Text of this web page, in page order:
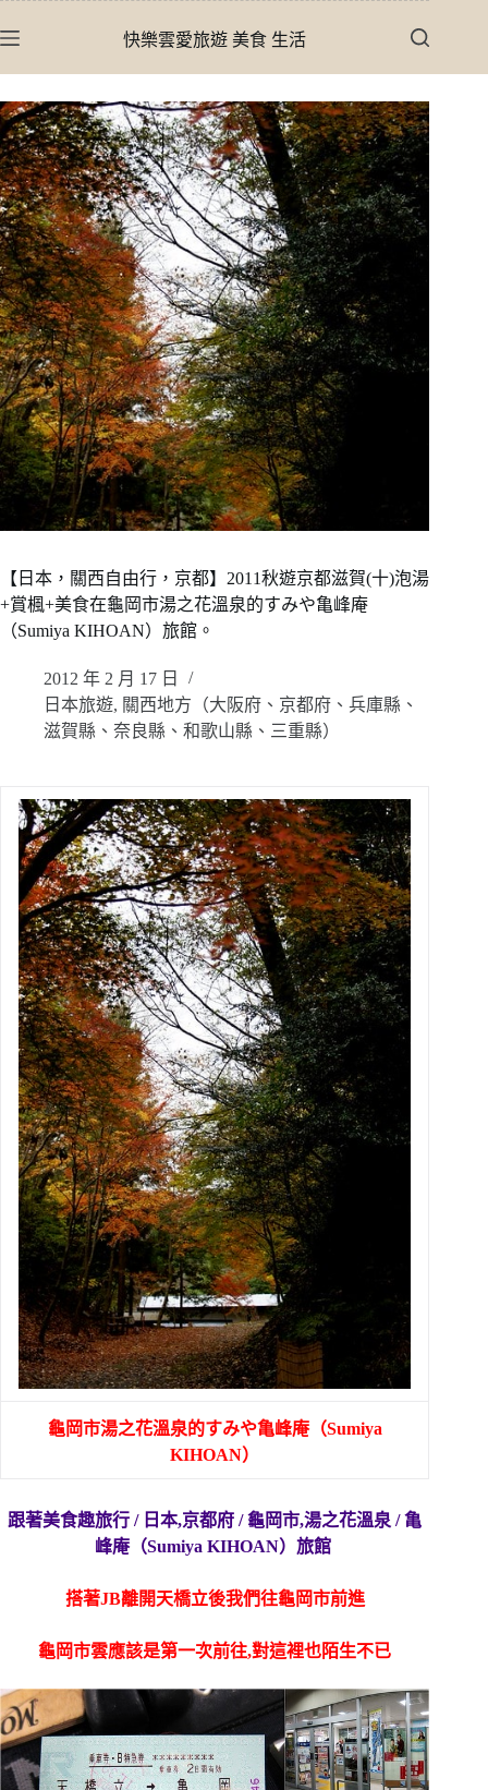
至
內
容
快樂雲愛旅遊 美食 生活
【日本，關西自由行，京都】2011秋遊京都滋賀(十)泡湯
+賞楓+美食在龜岡市湯之花溫泉的すみや亀峰庵
（Sumiya KIHOAN）旅館。
2012 年 2 月 17 日
日本旅遊, 關西地方（大阪府、京都府、兵庫縣、
滋賀縣、奈良縣、和歌山縣、三重縣）
龜岡市湯之花溫泉的すみや亀峰庵（Sumiya
KIHOAN）
跟著美食趣旅行 / 日本,京都府 / 龜岡市,湯之花溫泉 / 亀
峰庵（Sumiya KIHOAN）旅館
搭著JB離開天橋立後我們往龜岡市前進
龜岡市雲應該是第一次前往,對這裡也陌生不已